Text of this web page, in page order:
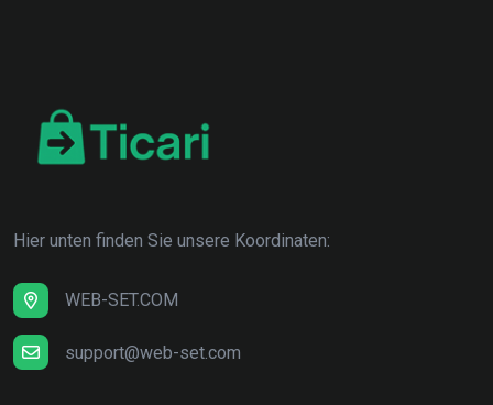
Hier unten finden Sie unsere Koordinaten:
WEB-SET.COM
support@web-set.com